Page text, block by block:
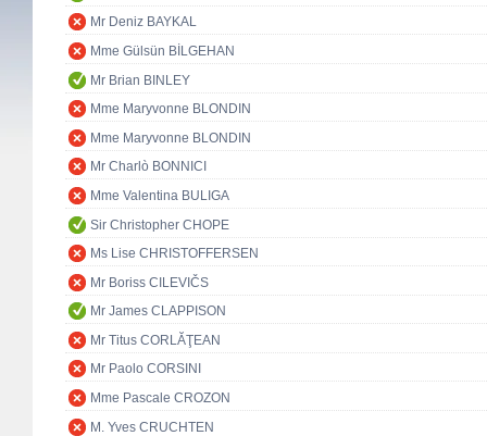
Mr Deniz BAYKAL
Mme Gülsün BİLGEHAN
Mr Brian BINLEY
Mme Maryvonne BLONDIN
Mme Maryvonne BLONDIN
Mr Charlò BONNICI
Mme Valentina BULIGA
Sir Christopher CHOPE
Ms Lise CHRISTOFFERSEN
Mr Boriss CILEVIČS
Mr James CLAPPISON
Mr Titus CORLĂŢEAN
Mr Paolo CORSINI
Mme Pascale CROZON
M. Yves CRUCHTEN